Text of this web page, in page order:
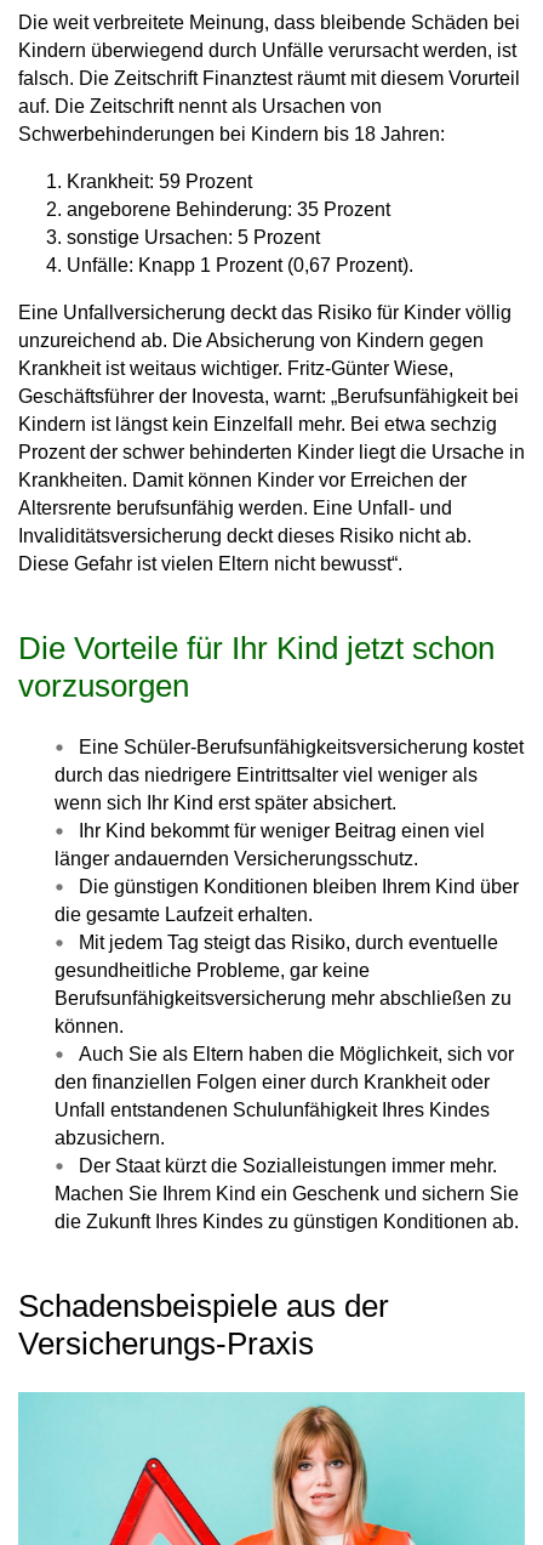
Die weit verbreitete Meinung, dass bleibende Schäden bei
Kindern überwiegend durch Unfälle verursacht werden, ist
falsch. Die Zeitschrift Finanztest räumt mit diesem Vorurteil
auf. Die Zeitschrift nennt als Ursachen von
Schwerbehinderungen bei Kindern bis 18 Jahren:
Krankheit: 59 Prozent
angeborene Behinderung: 35 Prozent
sonstige Ursachen: 5 Prozent
Unfälle: Knapp 1 Prozent (0,67 Prozent).
Eine Unfallversicherung decktdas Risiko für Kinder völlig
unzureichend ab. Die Absicherung von Kindern gegen
Krankheit ist weitaus wichtiger. Fritz-Günter Wiese,
Geschäftsführer der Inovesta, warnt: „Berufsunfähigkeit bei
Kindern ist längst kein Einzelfall mehr. Bei etwa sechzig
Prozent der schwer behinderten Kinder liegt die Ursache in
Krankheiten. Damit können Kinder vor Erreichen der
Altersrente berufsunfähig werden. Eine Unfall- und
Invaliditätsversicherung deckt dieses Risiko nicht ab.
Diese Gefahr ist vielen Eltern nicht bewusst“.
Die Vorteile für Ihr Kind jetzt schon
vorzusorgen
Eine Schüler-Berufsunfähigkeitsversicherung kostet
durch das niedrigere Eintrittsalter viel weniger als
wenn sich Ihr Kind erst später absichert.
Ihr Kind bekommt für weniger Beitrag einen viel
länger andauernden Versicherungsschutz.
Die günstigen Konditionen bleiben Ihrem Kind über
die gesamte Laufzeit erhalten.
Mit jedem Tag steigt das Risiko, durch eventuelle
gesundheitliche Probleme, gar keine
Berufsunfähigkeitsversicherung mehr abschließen zu
können.
Auch Sie als Eltern haben die Möglichkeit, sich vor
den finanziellen Folgen einer durch Krankheit oder
Unfall entstandenen Schulunfähigkeit Ihres Kindes
abzusichern.
Der Staat kürzt die Sozialleistungen immer mehr.
Machen Sie Ihrem Kind ein Geschenk und sichern Sie
die Zukunft Ihres Kindes zu günstigen Konditionen ab.
Schadensbeispiele aus der
Versicherungs-Praxis